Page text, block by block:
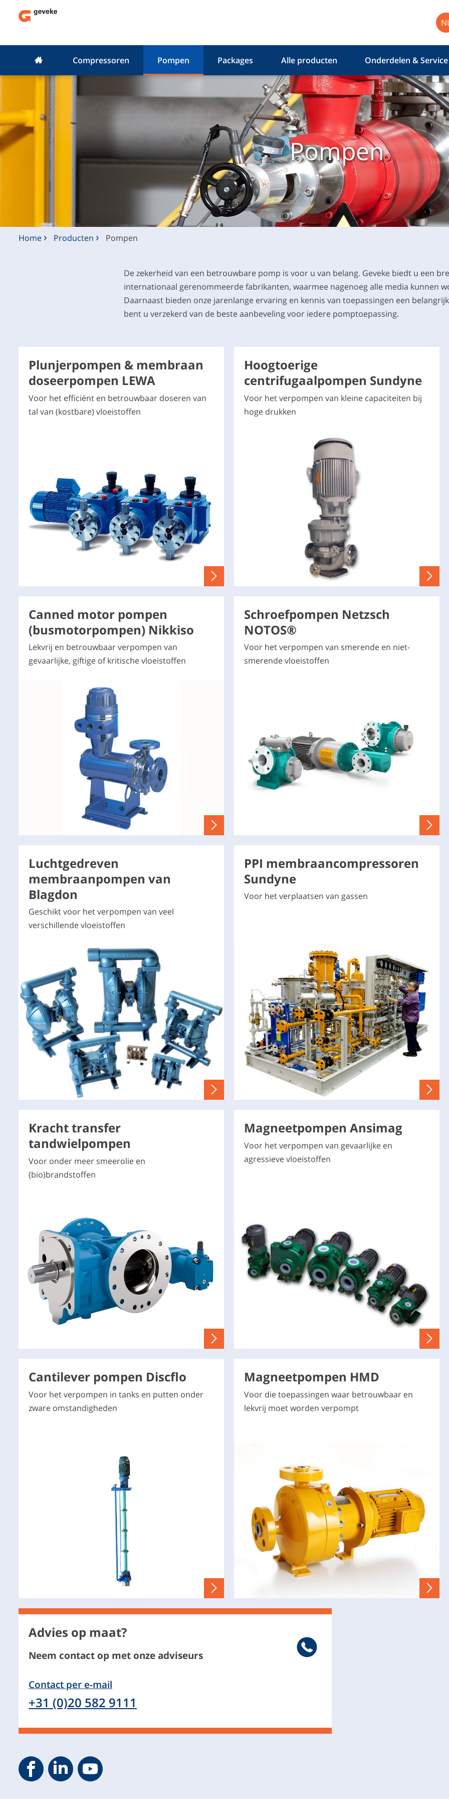
Compressoren Pompen Packages Alle producten Onderdelen & Service
Pompen
Home Producten Pompen
De zekerheid van een betrouwbare pomp is voor u van belang. Geveke biedt u een
internationaal gerenommeerde fabrikanten, waarmee nagenoeg alle media kunnen
Daarnaast bieden onze jarenlange ervaring en kennis van toepassingen een
bent u verzekerd van de beste aanbeveling voor iedere pomptoepassing.
Plunjerpompen & membraan
doseerpompen LEWA
Voor het efficiënt en betrouwbaar doseren van
tal van (kostbare) vloeistoffen
Hoogtoerige
centrifugaalpompen Sundyne
Voor het verpompen van kleine capaciteiten bij
hoge drukken
Canned motor pompen
(busmotorpompen) Nikkiso
Lekvrij en betrouwbaar verpompen van
gevaarlijke, giftige of kritische vloeistoffen
Schroefpompen Netzsch
NOTOS®
Voor het verpompen van smerende en niet-
smerende vloeistoffen
Luchtgedreven
membraanpompen van
Blagdon
Geschikt voor het verpompen van veel
verschillende vloeistoffen
PPI membraancompressoren
Sundyne
Voor het verplaatsen van gassen
Kracht transfer
tandwielpompen
Voor onder meer smeerolie en
(bio)brandstoffen
Magneetpompen Ansimag
Voor het verpompen van gevaarlijke en
agressieve vloeistoffen
Cantilever pompen Discflo
Voor het verpompen in tanks en putten onder
zware omstandigheden
Magneetpompen HMD
Voor die toepassingen waar betrouwbaar en
lekvrij moet worden verpompt
Telephone
Advies op maat?
Neem contact op met onze adviseurs
Contact per e-mail
+31 (0)20 582 9111
Geveke Facebook
Footer.SocialMedia.Icon.LinkedIn
Geveke YouTube